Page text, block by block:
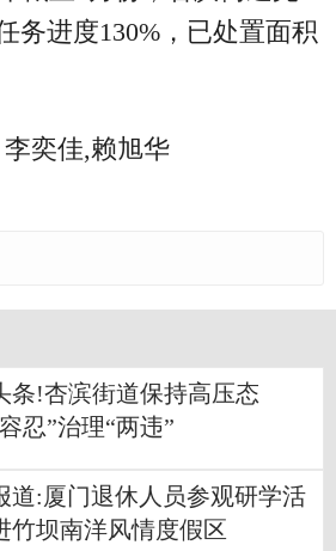
务进度130%，已处置面积
奕佳,赖旭华
条!杏滨街道保持高压态
忍”治理“两违”
道:厦门退休人员参观研学活
竹坝南洋风情度假区